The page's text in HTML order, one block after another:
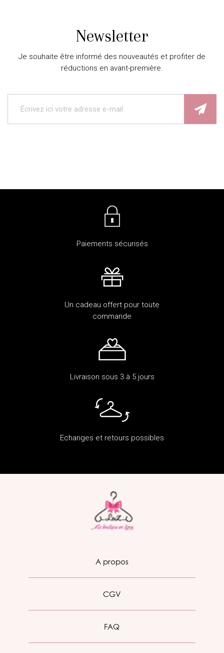
Newsletter
Je souhaite être informé des nouveautés et profiter de
réductions en avant-première.
Paiements sécurisés
Un cadeau offert pour toute
commande
Livraison sous 3 à 5 jours
Echanges et retours possibles
A propos
CGV
FAQ